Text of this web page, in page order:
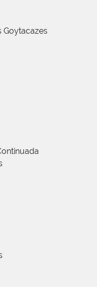
Goytacazes